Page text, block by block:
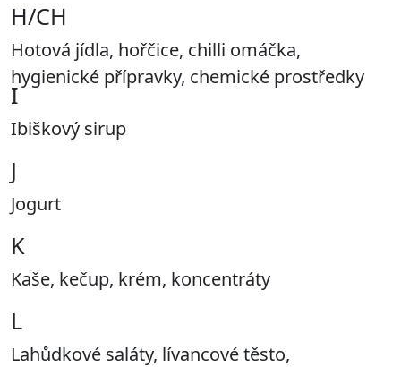
H/CH
Hotová jídla, hořčice, chilli omáčka,
hygienické přípravky, chemické prostředky
I
Ibiškový sirup
J
Jogurt
K
Kaše, kečup, krém, koncentráty
L
Lahůdkové saláty, lívancové těsto,